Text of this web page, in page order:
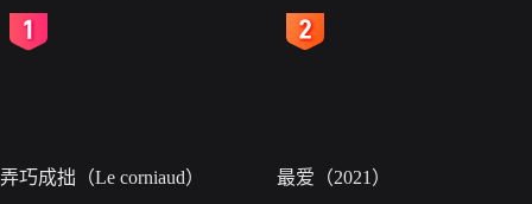
弄巧成拙（Le corniaud） 最爱（2021）